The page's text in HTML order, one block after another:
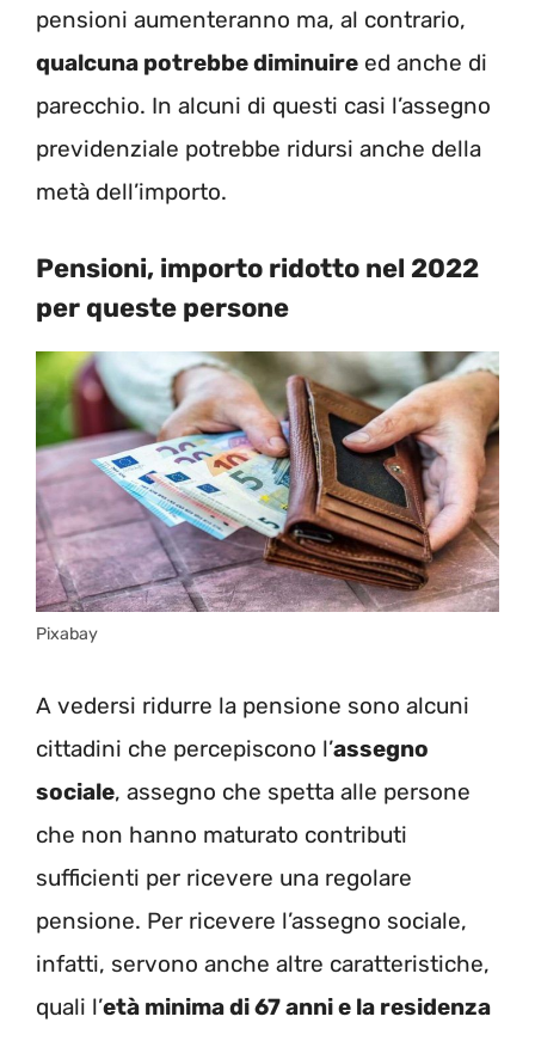
pensioni aumenteranno ma, al contrario,
qualcuna potrebbe diminuire ed anche di
parecchio. In alcuni di questi casi l’assegno
previdenziale potrebbe ridursi anche della
metà dell’importo.
Pensioni, importo ridotto nel 2022
per queste persone
Pixabay
A vedersi ridurre la pensione sono alcuni
cittadini che percepiscono l’assegno
sociale, assegno che spetta alle persone
che non hanno maturato contributi
sufficienti per ricevere una regolare
pensione. Per ricevere l’assegno sociale,
infatti, servono anche altre caratteristiche,
quali l’età minima di 67 anni e la residenza